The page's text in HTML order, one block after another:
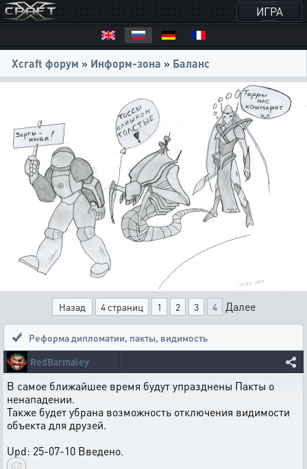
ИГРА
Xcraft форум » Информ-зона » Баланс
Назад 4 страниц 1 2 3 4 Далее
Реформа дипломатии, пакты, видимость
RedBarmaley
В самое ближайшее время будут упразднены Пакты о
ненападении.
Также будет убрана возможность отключения видимости
объекта для друзей.
Upd: 25-07-10 Введено.